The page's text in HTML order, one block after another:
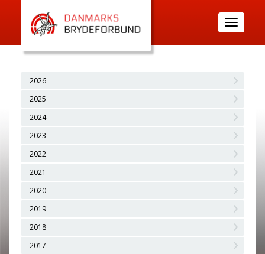
Toggle
navigation
2026
2025
2024
2023
2022
2021
2020
2019
2018
2017